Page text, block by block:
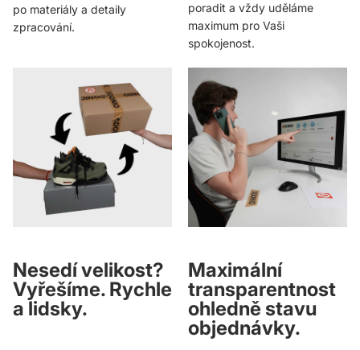
po materiály a detaily
zpracování.
poradit a vždy uděláme
maximum pro Vaši
spokojenost.
Nesedí velikost?
Vyřešíme. Rychle
a lidsky.
Maximální
transparentnost
ohledně stavu
objednávky.